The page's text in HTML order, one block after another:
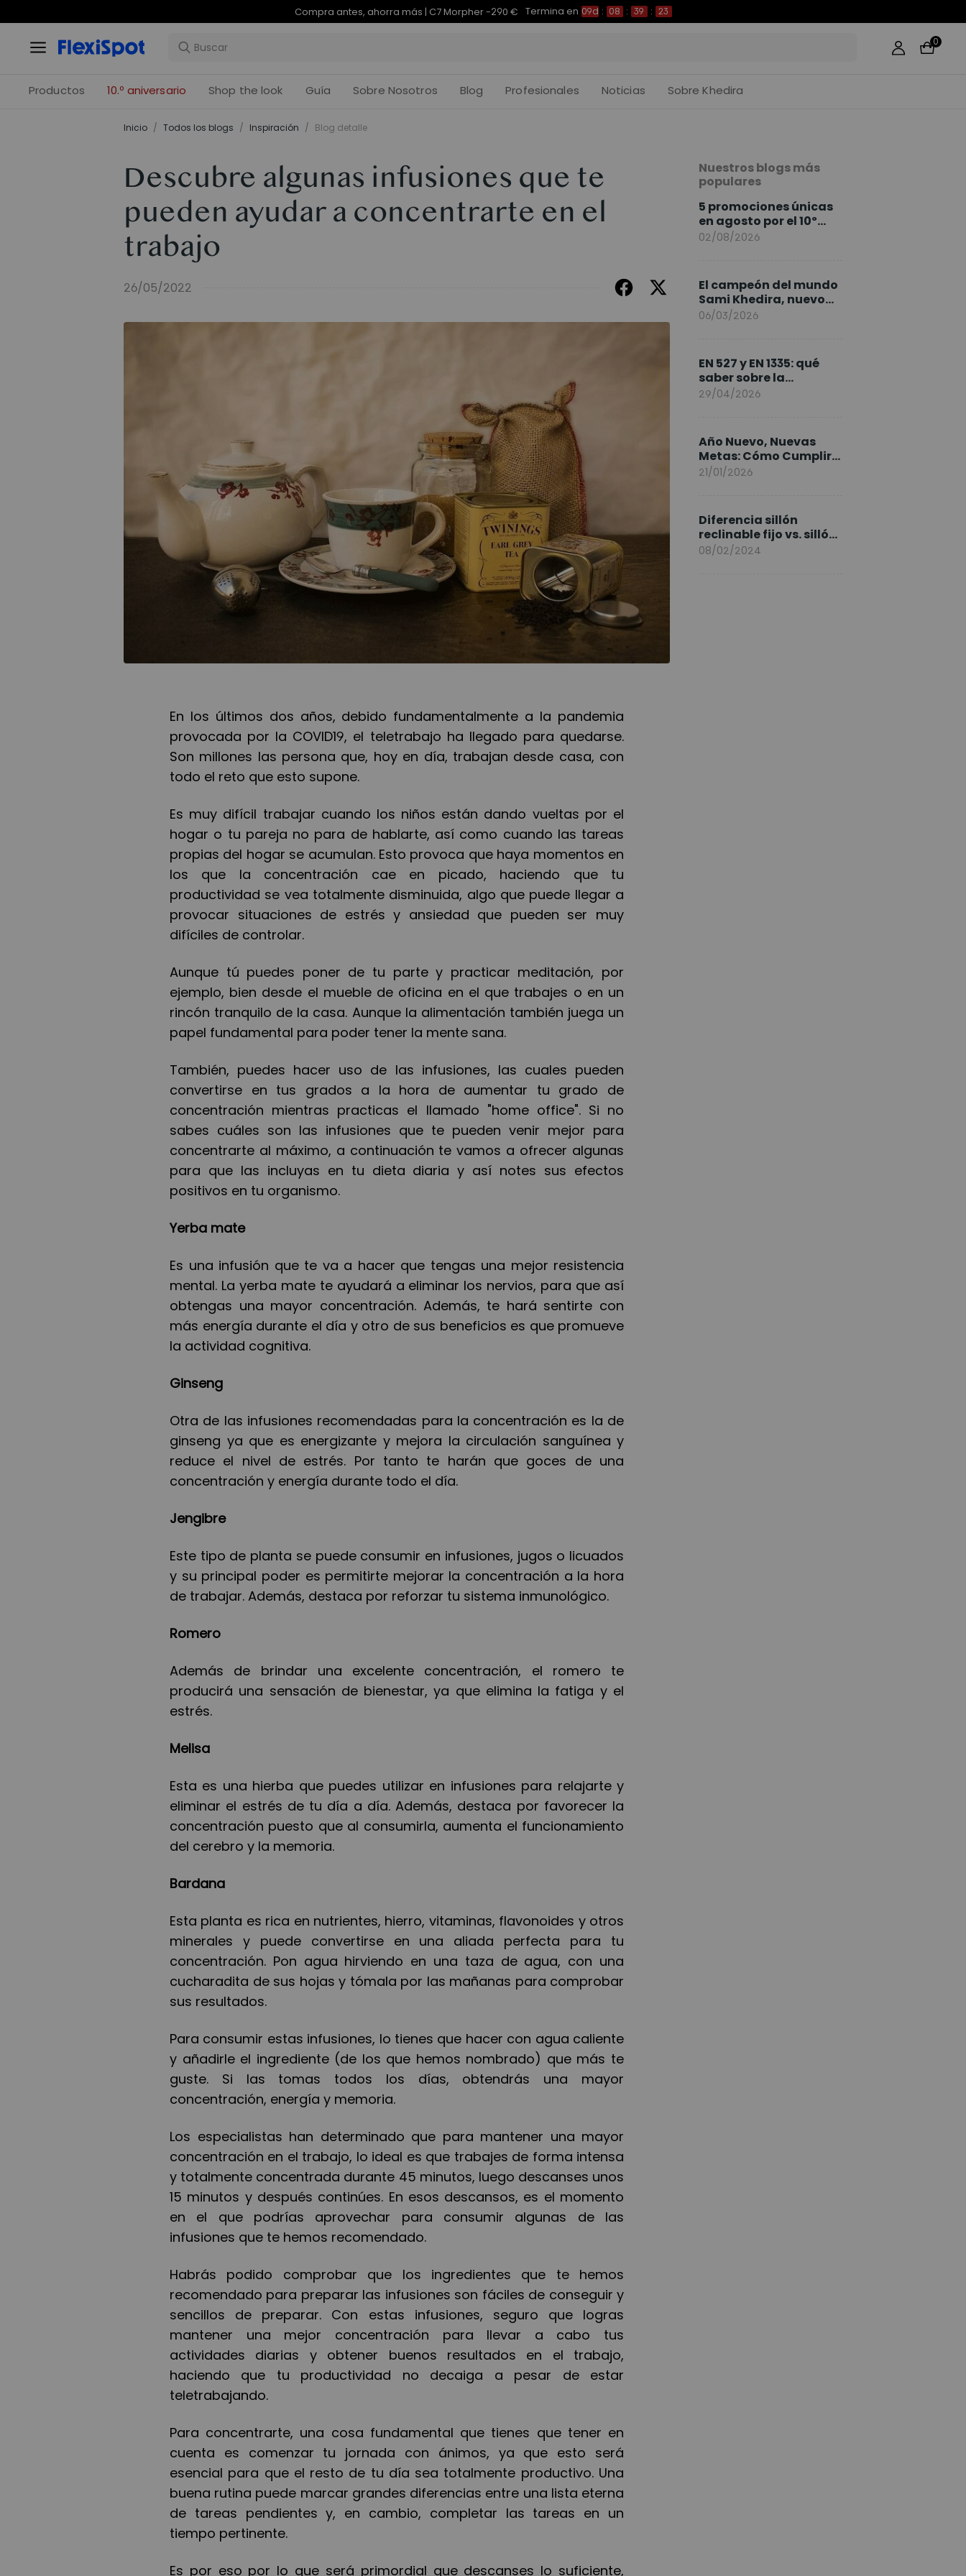
Compra antes, ahorra más | E7 Plus -200 € Termina en 09d : 08 : 39 : 22
0
Productos 10.º aniversario Shop the look Guía Sobre Nosotros Blog Profesionales Noticias Sobre Khedira
Inicio / Todos los blogs / Inspiración / Blog detalle
Descubre algunas infusiones que te
pueden ayudar a concentrarte en el
trabajo
26/05/2022
En los últimos dos años, debido fundamentalmente a la pandemia
provocada por la COVID19, el teletrabajo ha llegado para quedarse.
Son millones las persona que, hoy en día, trabajan desde casa, con
todo el reto que esto supone.
Es muy difícil trabajar cuando los niños están dando vueltas por el
hogar o tu pareja no para de hablarte, así como cuando las tareas
propias del hogar se acumulan. Esto provoca que haya momentos en
los que la concentración cae en picado, haciendo que tu
productividad se vea totalmente disminuida, algo que puede llegar a
provocar situaciones de estrés y ansiedad que pueden ser muy
difíciles de controlar.
Aunque tú puedes poner de tu parte y practicar meditación, por
ejemplo, bien desde el mueble de oficina en el que trabajes o en un
rincón tranquilo de la casa. Aunque la alimentación también juega un
papel fundamental para poder tener la mente sana.
También, puedes hacer uso de las infusiones, las cuales pueden
convertirse en tus grados a la hora de aumentar tu grado de
concentración mientras practicas el llamado "home office". Si no
sabes cuáles son las infusiones que te pueden venir mejor para
concentrarte al máximo, a continuación te vamos a ofrecer algunas
para que las incluyas en tu dieta diaria y así notes sus efectos
positivos en tu organismo.
Yerba mate
Es una infusión que te va a hacer que tengas una mejor resistencia
mental. La yerba mate te ayudará a eliminar los nervios, para que así
obtengas una mayor concentración. Además, te hará sentirte con
más energía durante el día y otro de sus beneficios es que promueve
la actividad cognitiva.
Ginseng
Otra de las infusiones recomendadas para la concentración es la de
ginseng ya que es energizante y mejora la circulación sanguínea y
reduce el nivel de estrés. Por tanto te harán que goces de una
concentración y energía durante todo el día.
Jengibre
Este tipo de planta se puede consumir en infusiones, jugos o licuados
y su principal poder es permitirte mejorar la concentración a la hora
de trabajar. Además, destaca por reforzar tu sistema inmunológico.
Romero
Además de brindar una excelente concentración, el romero te
producirá una sensación de bienestar, ya que elimina la fatiga y el
estrés.
Melisa
Esta es una hierba que puedes utilizar en infusiones para relajarte y
eliminar el estrés de tu día a día. Además, destaca por favorecer la
concentración puesto que al consumirla, aumenta el funcionamiento
del cerebro y la memoria.
Bardana
Esta planta es rica en nutrientes, hierro, vitaminas, flavonoides y otros
minerales y puede convertirse en una aliada perfecta para tu
concentración. Pon agua hirviendo en una taza de agua, con una
cucharadita de sus hojas y tómala por las mañanas para comprobar
sus resultados.
Para consumir estas infusiones, lo tienes que hacer con agua caliente
y añadirle el ingrediente (de los que hemos nombrado) que más te
guste. Si las tomas todos los días, obtendrás una mayor
concentración, energía y memoria.
Los especialistas han determinado que para mantener una mayor
concentración en el trabajo, lo ideal es que trabajes de forma intensa
y totalmente concentrada durante 45 minutos, luego descanses unos
15 minutos y después continúes. En esos descansos, es el momento
en el que podrías aprovechar para consumir algunas de las
infusiones que te hemos recomendado.
Habrás podido comprobar que los ingredientes que te hemos
recomendado para preparar las infusiones son fáciles de conseguir y
sencillos de preparar. Con estas infusiones, seguro que logras
mantener una mejor concentración para llevar a cabo tus
actividades diarias y obtener buenos resultados en el trabajo,
haciendo que tu productividad no decaiga a pesar de estar
teletrabajando.
Para concentrarte, una cosa fundamental que tienes que tener en
cuenta es comenzar tu jornada con ánimos, ya que esto será
esencial para que el resto de tu día sea totalmente productivo. Una
buena rutina puede marcar grandes diferencias entre una lista eterna
de tareas pendientes y, en cambio, completar las tareas en un
tiempo pertinente.
Es por eso por lo que será primordial que descanses lo suficiente,
Nuestros blogs más
populares
5 promociones únicas
en agosto por el 10º
Aniversario de
02/08/2026
El campeón del mundo
Sami Khedira, nuevo
embajador de
06/03/2026
EN 527 y EN 1335: qué
saber sobre la
normativa de los
29/04/2026
Año Nuevo, Nuevas
Metas: Cómo Cumplir
tus Objetivos Fitness
21/01/2026
Diferencia sillón
reclinable fijo vs. sillón
elevable
08/02/2024